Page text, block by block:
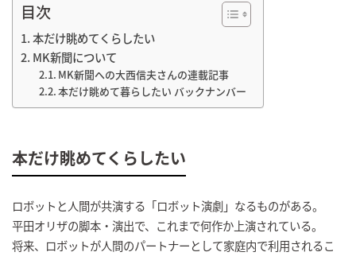
目次
本だけ眺めてくらしたい
MK新聞について
MK新聞への大西信夫さんの連載記事
本だけ眺めて暮らしたい バックナンバー
本だけ眺めてくらしたい
ロボットと人間が共演する「ロボット演劇」なるものがある。
平田オリザの脚本・演出で、これまで何作か上演されている。
将来、ロボットが人間のパートナーとして家庭内で利用されるこ